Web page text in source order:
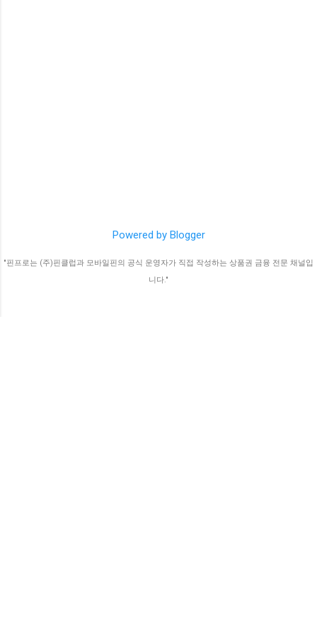
Powered by Blogger
"핀프로는 (주)핀클럽과 모바일핀의 공식 운영자가 직접 작성하는 상품권 금융 전문 채널입
니다."